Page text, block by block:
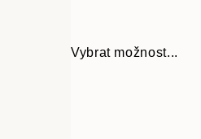
Vybrat možnost...